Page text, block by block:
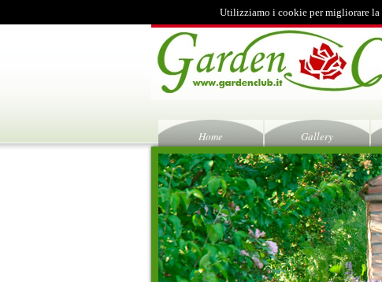
Utilizziamo i cookie per migliorare la
Home Gallery